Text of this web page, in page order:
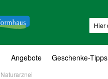
Angebote Geschenke-Tipps